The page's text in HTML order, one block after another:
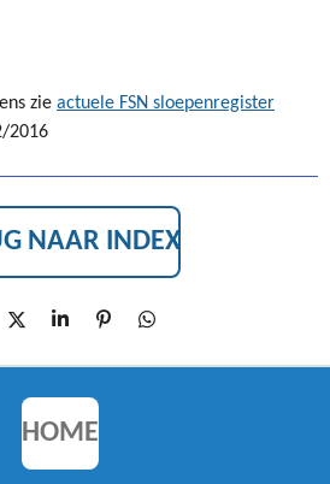
zie actuele FSN sloepenregister
2016
NAAR INDEX
D
E
S
A
P
N
D
L
HOME